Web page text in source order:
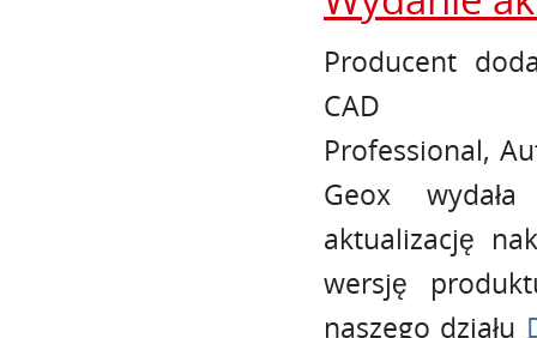
Producent
CAD
Professional,
Geox
aktualizację
wersję
naszego działu